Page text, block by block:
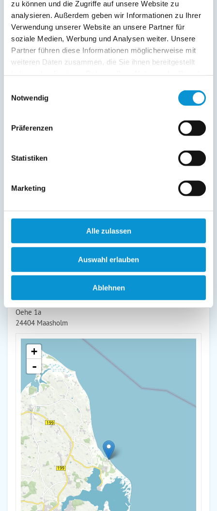
zu können und die Zugriffe auf unsere Website zu
analysieren. Außerdem geben wir Informationen zu Ihrer
Verwendung unserer Website an unsere Partner für
soziale Medien, Werbung und Analysen weiter. Unsere
Partner führen diese Informationen möglicherweise mit
weiteren Daten zusammen, die Sie ihnen bereitgestellt
Notwendig
Präferenzen
Statistiken
Marketing
Alle zulassen
Auswahl erlauben
Ablehnen
Bettwäsche inkl.
Geschirrtücher inkl.
Handtücher inkl.
Kurtaxfrei
Beschreibung
Näher an die Ostsee kommen Sie nicht: es sind nur 20
Meter! Herrliche Wohnungen mit freiem Blick auf das Meer.
Terrasse chillen oder vom Elternschlafzimmer nach draußen
schauen: Die Ostsee wünscht Ihnen eine wohltuende
gemütlichen 2 Etagen gerne dazu, länger zu bleiben.
Lage & Adresse des Objektes
Oehe 1a
24404 Maasholm
+
-